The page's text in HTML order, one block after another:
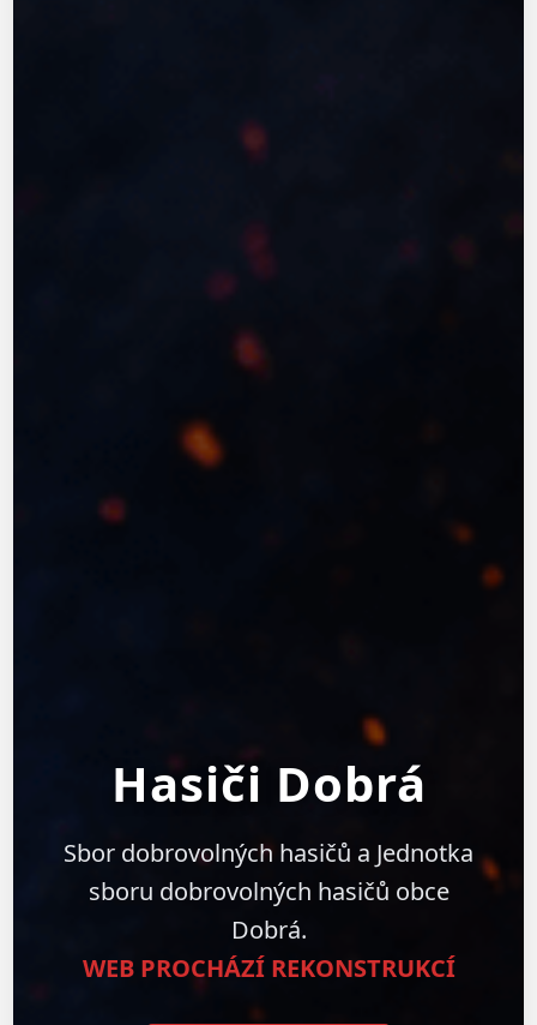
Hasiči Dobrá
Sbor dobrovolných hasičů a Jednotka
sboru dobrovolných hasičů obce
Dobrá.
WEB PROCHÁZÍ REKONSTRUKCÍ